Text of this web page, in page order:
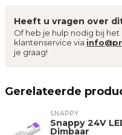
Heeft u vragen over
Of heb je hulp nodig bij
klantenservice via
je graag!
Gerelateerde
SNAPPY
Snappy 24V
Dimbaar